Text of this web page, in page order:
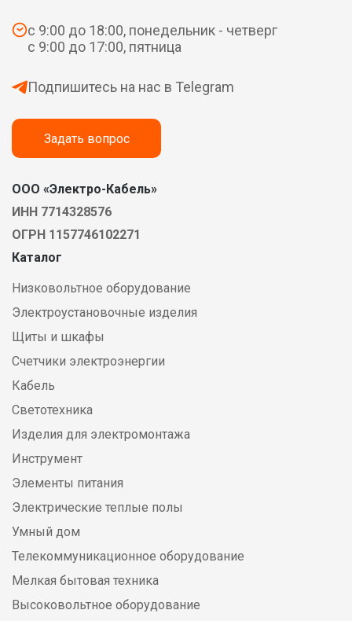
с 9:00 до 18:00, понедельник - четверг
с 9:00 до 17:00, пятница
Подпишитесь на нас в Telegram
Задать вопрос
ООО «Электро-Кабель»
ИНН 7714328576
ОГРН 1157746102271
Каталог
Низковольтное оборудование
Электроустановочные изделия
Щиты и шкафы
Счетчики электроэнергии
Кабель
Светотехника
Изделия для электромонтажа
Инструмент
Элементы питания
Электрические теплые полы
Умный дом
Телекоммуникационное оборудование
Мелкая бытовая техника
Высоковольтное оборудование